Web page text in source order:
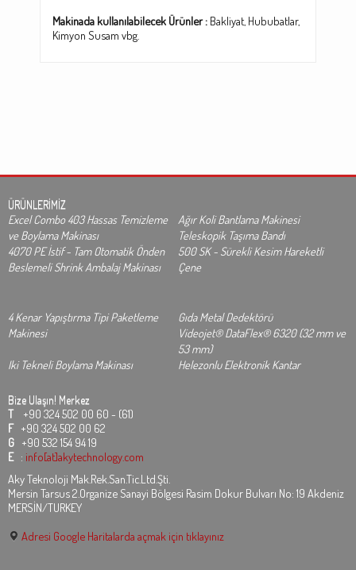
Makinada kullanılabilecek Ürünler : Bakliyat, Hububatlar,
Kimyon Susam vbg.
ÜRÜNLERİMİZ
Excel Combo 403 Hassas Temizleme
ve Boylama Makinası
Ağır Koli Bantlama Makinesi
Teleskopik Taşıma Bandı
4070 PE İstif - Tam Otomatik Önden
Beslemeli Shrink Ambalaj Makinası
500 SK - Sürekli Kesim Hareketli
Çene
4 Kenar Yapıştırma Tipi Paketleme
Makinesi
Gıda Metal Dedektörü
Videojet® DataFlex® 6320 (32 mm ve
53 mm)
Iki Tekneli Boylama Makinası
Helezonlu Elektronik Kantar
Bize Ulaşın! Merkez
T +90 324 502 00 60 - (61)
F +90 324 502 00 62
G +90 532 154 94 19
E : info[at]akytechnology.com
Aky Teknoloji Mak.Rek.San.Tic.Ltd.Şti.
Mersin Tarsus 2.Organize Sanayi Bölgesi Rasim Dokur Bulvarı No: 19 Akdeniz
MERSİN/TURKEY
Adresi Google Haritalarda açmak için tıklayınız